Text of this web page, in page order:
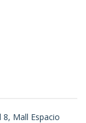
8, Mall Espacio